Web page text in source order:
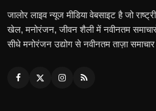
जालोर लाइव न्यूज मीडिया वेबसाइट है जो
खेल, मनोरंजन, जीवन शैली में नवीनतम
सीधे मनोरंजन उद्योग से नवीनतम ताज़ा